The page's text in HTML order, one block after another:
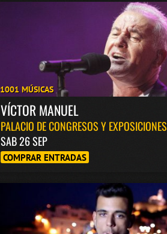
1001 MÚSICAS
VÍCTOR MANUEL
PALACIO DE CONGRESOS Y EXPOSICIONES
SAB 26 SEP
COMPRAR ENTRADAS